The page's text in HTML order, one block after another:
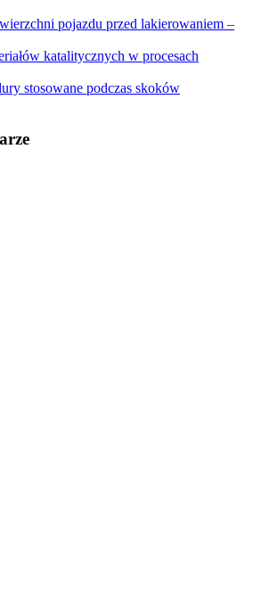
pojazdu przed lakierowaniem –
katalitycznych w procesach
stosowane podczas skoków